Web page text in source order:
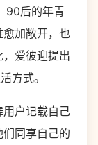
90后的年青
加敞开，也
爱彼迎提出
方式。
户记载自己
同享自己的